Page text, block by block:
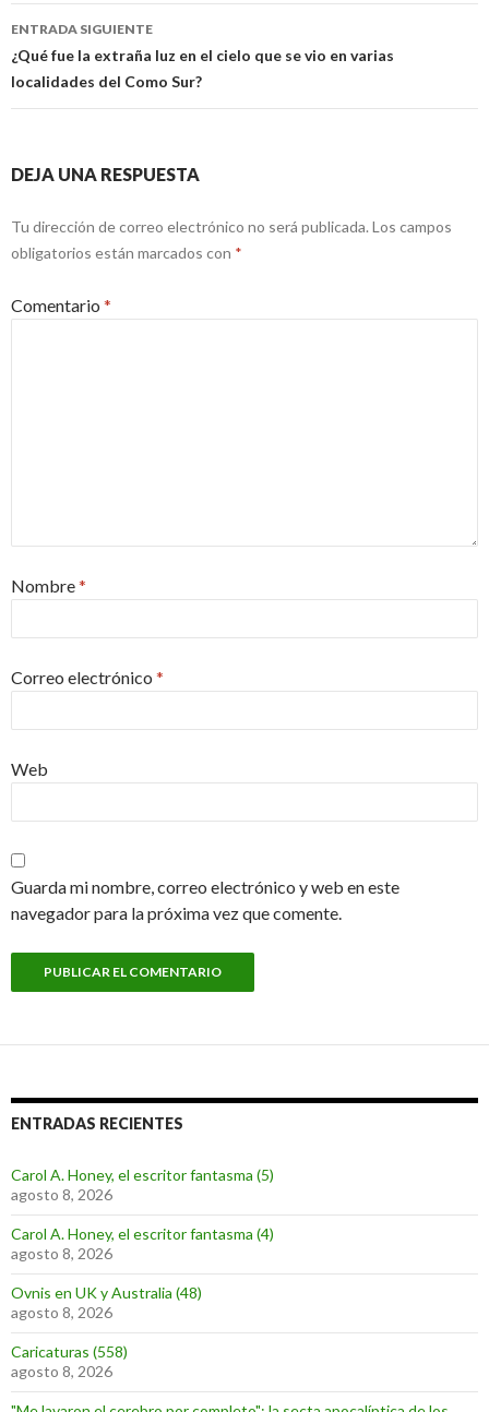
entradas
ENTRADA SIGUIENTE
¿Qué fue la extraña luz en el cielo que se vio en varias
localidades del Como Sur?
DEJA UNA RESPUESTA
Tu dirección de correo electrónico no será publicada. Los campos
obligatorios están marcados con *
Comentario *
Nombre*
Correo electrónico *
Web
Guarda mi nombre, correo electrónico y web en este
navegador para la próxima vez que comente.
ENTRADAS RECIENTES
Carol A. Honey, el escritor fantasma (5)
agosto 8, 2026
Carol A. Honey, el escritor fantasma (4)
agosto 8, 2026
Ovnis en UK y Australia (48)
agosto 8, 2026
Caricaturas (558)
agosto 8, 2026